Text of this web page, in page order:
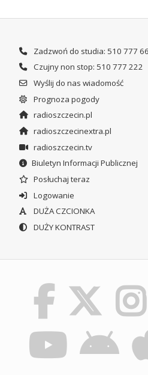
Zadzwoń do studia: 510 777
Czujny non stop: 510 777 222
Wyślij do nas wiadomość
Prognoza pogody
radioszczecin.pl
radioszczecinextra.pl
radioszczecin.tv
Biuletyn Informacji Publicznej
Posłuchaj teraz
Logowanie
DUŻA CZCIONKA
DUŻY KONTRAST